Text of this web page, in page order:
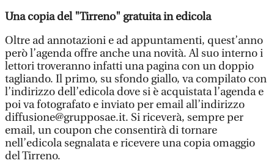
Una copia del "Tirreno" gratuita in edicola
Oltre ad annotazioni e ad appuntamenti, quest’anno
però l’agenda offre anche una novità. Al suo interno i
lettori troveranno infatti una pagina con un doppio
tagliando. Il primo, su sfondo giallo, va compilato con
l’indirizzo dell’edicola dove si è acquistata l’agenda e
poi va fotografato e inviato per email all’indirizzo
diffusione@grupposae.it. Si riceverà, sempre per
email, un coupon che consentirà di tornare
nell’edicola segnalata e ricevere una copia omaggio
del Tirreno.